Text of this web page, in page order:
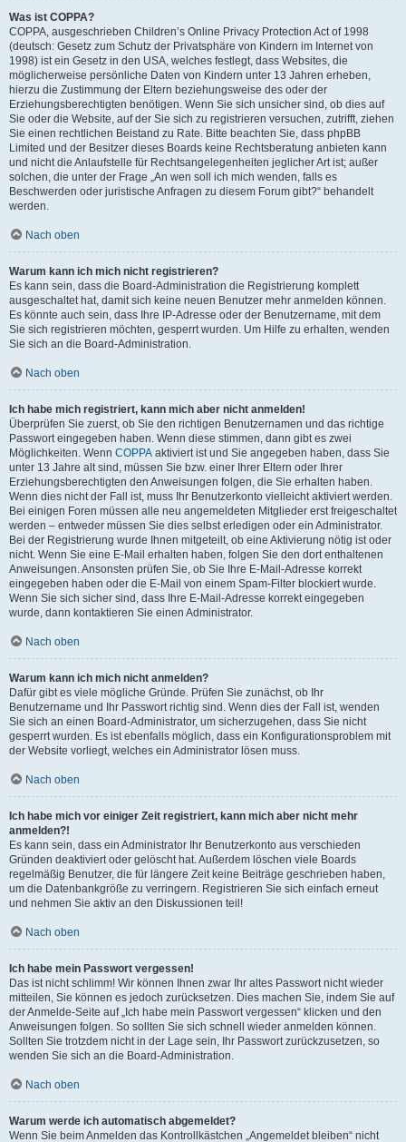
Was ist COPPA?
COPPA, ausgeschrieben Children’s Online Privacy Protection Act of 1998
(deutsch: Gesetz zum Schutz der Privatsphäre von Kindern im Internet von
1998) ist ein Gesetz in den USA, welches festlegt, dass Websites, die
möglicherweise persönliche Daten von Kindern unter 13 Jahren erheben,
hierzu die Zustimmung der Eltern beziehungsweise des oder der
Erziehungsberechtigten benötigen. Wenn Sie sich unsicher sind, ob dies auf
Sie oder die Website, auf der Sie sich zu registrieren versuchen, zutrifft, ziehen
Sie einen rechtlichen Beistand zu Rate. Bitte beachten Sie, dass phpBB
Limited und der Besitzer dieses Boards keine Rechtsberatung anbieten kann
und nicht die Anlaufstelle für Rechtsangelegenheiten jeglicher Art ist; außer
solchen, die unter der Frage „An wen soll ich mich wenden, falls es
Beschwerden oder juristische Anfragen zu diesem Forum gibt?“ behandelt
werden.
Nach oben
Warum kann ich mich nicht registrieren?
Es kann sein, dass die Board-Administration die Registrierung komplett
ausgeschaltet hat, damit sich keine neuen Benutzer mehr anmelden können.
Es könnte auch sein, dass Ihre IP-Adresse oder der Benutzername, mit dem
Sie sich registrieren möchten, gesperrt wurden. Um Hilfe zu erhalten, wenden
Sie sich an die Board-Administration.
Nach oben
Ich habe mich registriert, kann mich aber nicht anmelden!
Überprüfen Sie zuerst, ob Sie den richtigen Benutzernamen und das richtige
Passwort eingegeben haben. Wenn diese stimmen, dann gibt es zwei
Möglichkeiten. Wenn COPPA aktiviert ist und Sie angegeben haben, dass Sie
unter 13 Jahre alt sind, müssen Sie bzw. einer Ihrer Eltern oder Ihrer
Erziehungsberechtigten den Anweisungen folgen, die Sie erhalten haben.
Wenn dies nicht der Fall ist, muss Ihr Benutzerkonto vielleicht aktiviert werden.
Bei einigen Foren müssen alle neu angemeldeten Mitglieder erst freigeschaltet
werden – entweder müssen Sie dies selbst erledigen oder ein Administrator.
Bei der Registrierung wurde Ihnen mitgeteilt, ob eine Aktivierung nötig ist oder
nicht. Wenn Sie eine E-Mail erhalten haben, folgen Sie den dort enthaltenen
Anweisungen. Ansonsten prüfen Sie, ob Sie Ihre E-Mail-Adresse korrekt
eingegeben haben oder die E-Mail von einem Spam-Filter blockiert wurde.
Wenn Sie sich sicher sind, dass Ihre E-Mail-Adresse korrekt eingegeben
wurde, dann kontaktieren Sie einen Administrator.
Nach oben
Warum kann ich mich nicht anmelden?
Dafür gibt es viele mögliche Gründe. Prüfen Sie zunächst, ob Ihr
Benutzername und Ihr Passwort richtig sind. Wenn dies der Fall ist, wenden
Sie sich an einen Board-Administrator, um sicherzugehen, dass Sie nicht
gesperrt wurden. Es ist ebenfalls möglich, dass ein Konfigurationsproblem mit
der Website vorliegt, welches ein Administrator lösen muss.
Nach oben
Ich habe mich vor einiger Zeit registriert, kann mich aber nicht mehr
anmelden?!
Es kann sein, dass ein Administrator Ihr Benutzerkonto aus verschieden
Gründen deaktiviert oder gelöscht hat. Außerdem löschen viele Boards
regelmäßig Benutzer, die für längere Zeit keine Beiträge geschrieben haben,
um die Datenbankgröße zu verringern. Registrieren Sie sich einfach erneut
und nehmen Sie aktiv an den Diskussionen teil!
Nach oben
Ich habe mein Passwort vergessen!
Das ist nicht schlimm! Wir können Ihnen zwar Ihr altes Passwort nicht wieder
mitteilen, Sie können es jedoch zurücksetzen. Dies machen Sie, indem Sie auf
der Anmelde-Seite auf „Ich habe mein Passwort vergessen“ klicken und den
Anweisungen folgen. So sollten Sie sich schnell wieder anmelden können.
Sollten Sie trotzdem nicht in der Lage sein, Ihr Passwort zurückzusetzen, so
wenden Sie sich an die Board-Administration.
Nach oben
Warum werde ich automatisch abgemeldet?
Wenn Sie beim Anmelden das Kontrollkästchen „Angemeldet bleiben“ nicht